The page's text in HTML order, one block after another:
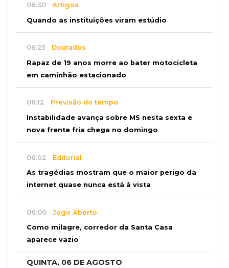
06:30 Artigos
Quando as instituições viram estúdio
06:25 Dourados
Rapaz de 19 anos morre ao bater motocicleta
em caminhão estacionado
06:12 Previsão do tempo
Instabilidade avança sobre MS nesta sexta e
nova frente fria chega no domingo
06:02 Editorial
As tragédias mostram que o maior perigo da
internet quase nunca está à vista
06:00 Jogo Aberto
Como milagre, corredor da Santa Casa
aparece vazio
QUINTA, 06 DE AGOSTO